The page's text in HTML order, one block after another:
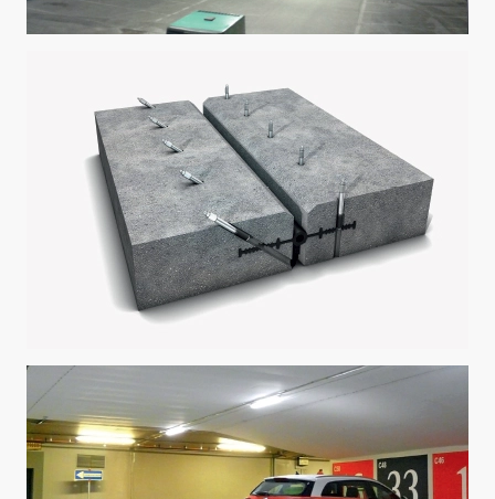
excluir esses dados.